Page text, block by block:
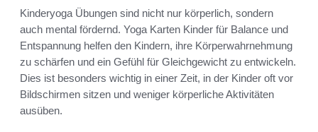
Kinderyoga Übungen sind nicht nur körperlich, sondern
auch mental fördernd. Yoga Karten Kinder für Balance und
Entspannung helfen den Kindern, ihre Körperwahrnehmung
zu schärfen und ein Gefühl für Gleichgewicht zu entwickeln.
Dies ist besonders wichtig in einer Zeit, in der Kinder oft vor
Bildschirmen sitzen und weniger körperliche Aktivitäten
ausüben.